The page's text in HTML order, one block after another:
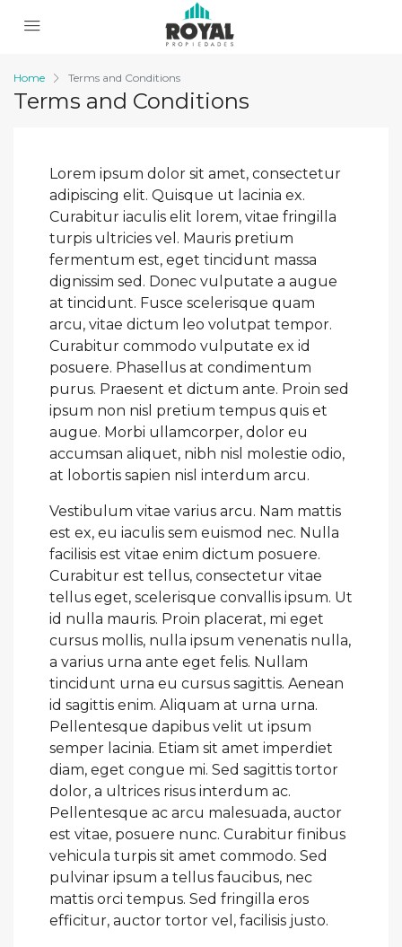
Home Terms and Conditions
Terms and Conditions
Lorem ipsum dolor sit amet, consectetur
adipiscing elit. Quisque ut lacinia ex.
Curabitur iaculis elit lorem, vitae fringilla
turpis ultricies vel. Mauris pretium
fermentum est, eget tincidunt massa
dignissim sed. Donec vulputate a augue
at tincidunt. Fusce scelerisque quam
arcu, vitae dictum leo volutpat tempor.
Curabitur commodo vulputate ex id
posuere. Phasellus at condimentum
purus. Praesent et dictum ante. Proin sed
ipsum non nisl pretium tempus quis et
augue. Morbi ullamcorper, dolor eu
accumsan aliquet, nibh nisl molestie odio,
at lobortis sapien nisl interdum arcu.
Vestibulum vitae varius arcu. Nam mattis
est ex, eu iaculis sem euismod nec. Nulla
facilisis est vitae enim dictum posuere.
Curabitur est tellus, consectetur vitae
tellus eget, scelerisque convallis ipsum. Ut
id nulla mauris. Proin placerat, mi eget
cursus mollis, nulla ipsum venenatis nulla,
a varius urna ante eget felis. Nullam
tincidunt urna eu cursus sagittis. Aenean
id sagittis enim. Aliquam at urna urna.
Pellentesque dapibus velit ut ipsum
semper lacinia. Etiam sit amet imperdiet
diam, eget congue mi. Sed sagittis tortor
dolor, a ultrices risus interdum ac.
Pellentesque ac arcu malesuada, auctor
est vitae, posuere nunc. Curabitur finibus
vehicula turpis sit amet commodo. Sed
pulvinar ipsum a tellus faucibus, nec
mattis orci tempus. Sed fringilla eros
efficitur, auctor tortor vel, facilisis justo.